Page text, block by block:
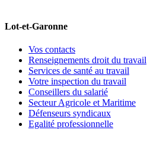
Lot-et-Garonne
Vos contacts
Renseignements droit du travail
Services de santé au travail
Votre inspection du travail
Conseillers du salarié
Secteur Agricole et Maritime
Défenseurs syndicaux
Egalité professionnelle